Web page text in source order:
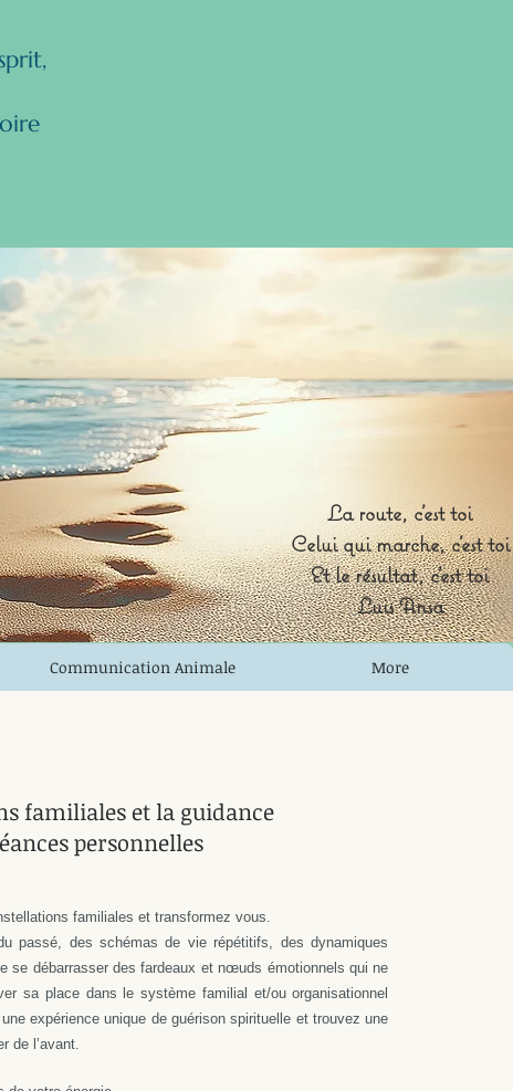
La route, c'est toi
Celui qui marche, c'est toi
Et le résultat, c'est toi
Luis Ansa
Communication Animale More
familiales et la guidance
personnelles
familiales et transformez vous.
passé, des schémas de vie répétitifs, des dynamiques
se débarrasser des fardeaux et nœuds émotionnels qui ne
sa place dans le système familial et/ou organisationnel
expérience unique de guérison spirituelle et trouvez une
de l’avant.